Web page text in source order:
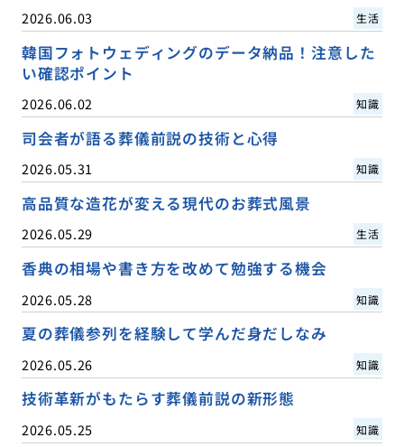
2026.06.03 生活
韓国フォトウェディングのデータ納品！注意した
い確認ポイント
2026.06.02 知識
司会者が語る葬儀前説の技術と心得
2026.05.31 知識
高品質な造花が変える現代のお葬式風景
2026.05.29 生活
香典の相場や書き方を改めて勉強する機会
2026.05.28 知識
夏の葬儀参列を経験して学んだ身だしなみ
2026.05.26 知識
技術革新がもたらす葬儀前説の新形態
2026.05.25 知識